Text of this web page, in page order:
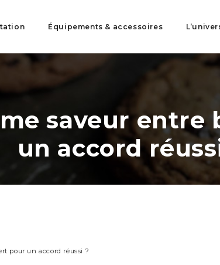
Équipements & accessoires
saveur entre
un accord
pour un accord réussi ?